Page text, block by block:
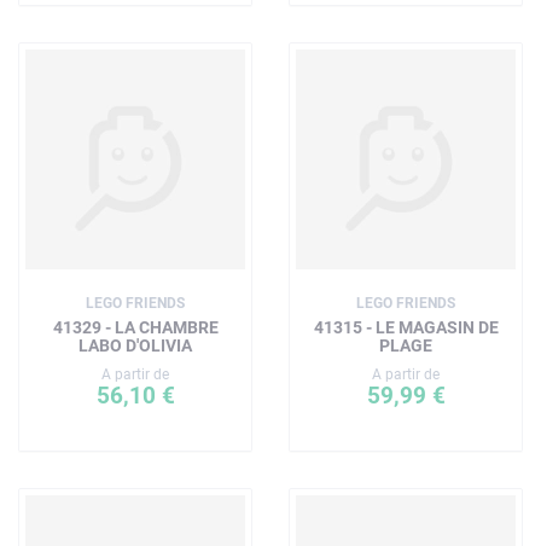
LEGO FRIENDS
41329 - LA CHAMBRE
LABO D'OLIVIA
A partir de
56,10 €
LEGO FRIENDS
41315 - LE MAGASIN DE
PLAGE
A partir de
59,99 €